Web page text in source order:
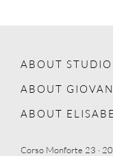
ABOUT
ABOUT
ABOUT
Corso Monforte 23 ·